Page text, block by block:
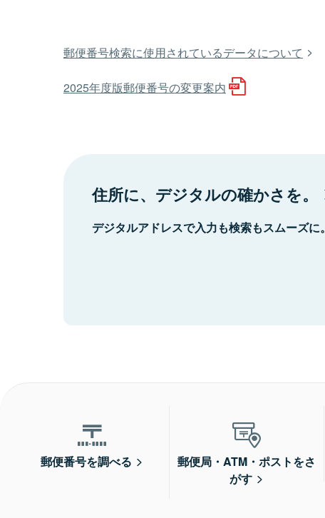
郵便番号検索に使用されているデータについて
2025年度版郵便番号の変更案内
住所に、デジタルの確かさを。
デジタルアドレスで入力も検索もスムーズに。
郵便番号を調べる
郵便局・ATM・ポストをさ
がす